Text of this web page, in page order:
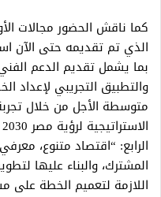
كما ناقش الحضور مجالات
الذي تم تقديمه حتى الآن
بما يشمل تقديم الدعم الفني
والتطبيق التجريبي لإعداد
متوسطة الأجل من خلال
الرابع: “اقتصاد متنوع،
المشترك، والبناء عليها
اللازمة لتعميم الخطة على